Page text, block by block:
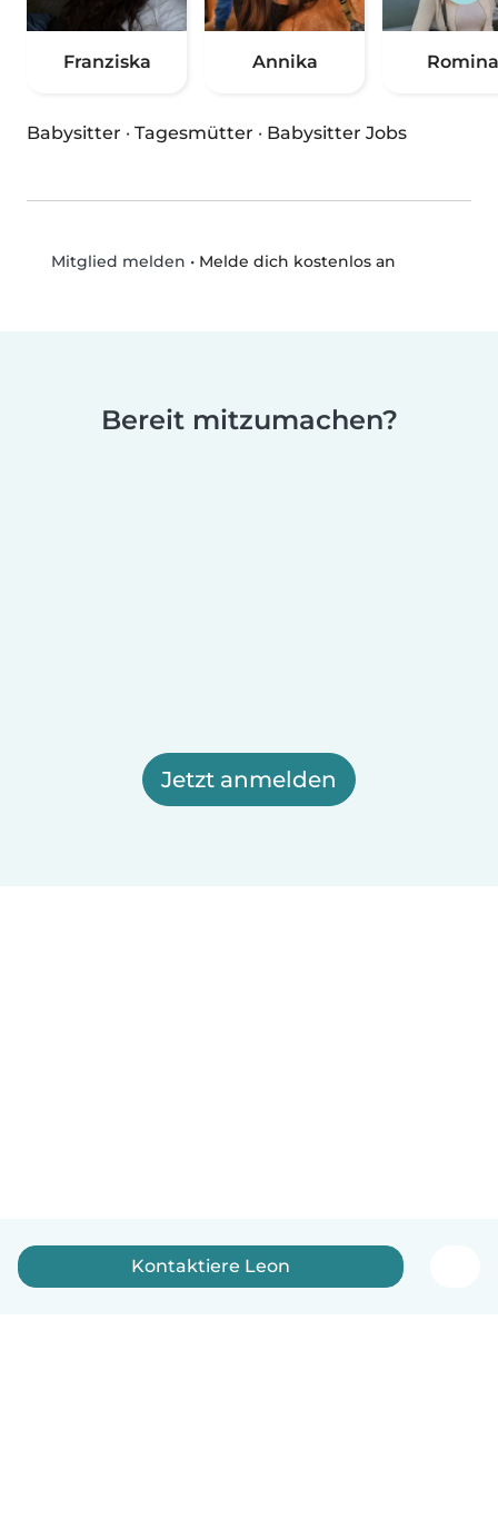
Franziska Annika Romina
Babysitter · Tagesmütter · Babysitter Jobs
Mitglied melden • Melde dich kostenlos an
Bereit mitzumachen?
Jetzt anmelden
Kontaktiere Leon